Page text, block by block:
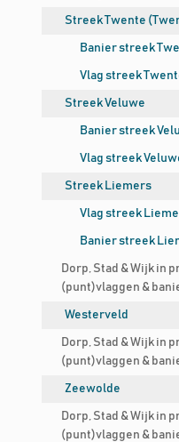
Streek Twente
Banier streek
Vlag streek
Streek Veluwe
Banier streek
Vlag streek
Streek Liemers
Vlag streek
Banier streek
Dorp, Stad & Wijk in
(punt)vlaggen &
Westerveld
Dorp, Stad & Wijk in
(punt)vlaggen &
Zeewolde
Dorp, Stad & Wijk in
(punt)vlaggen &